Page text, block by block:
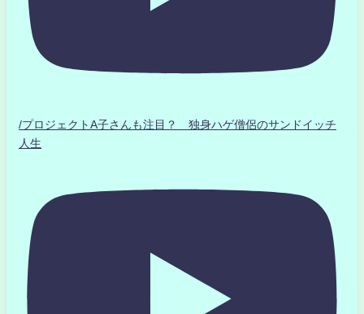
/プロジェクトA子さんも注目？ 独身ハゲ僧侶のサンドイッチ
人生